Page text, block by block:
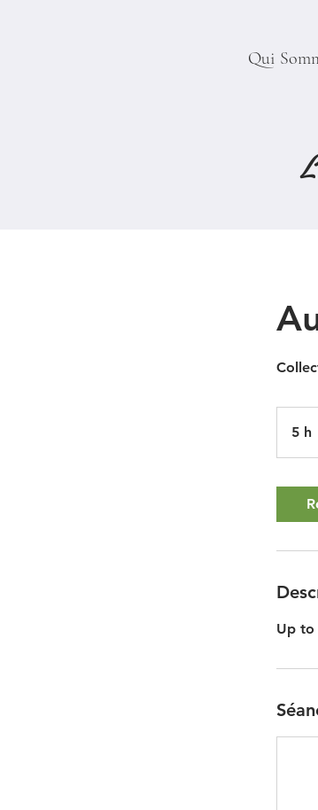
Qui
5 h
Up to